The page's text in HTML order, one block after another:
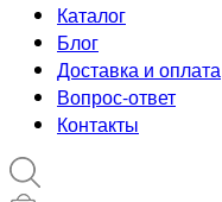
Каталог
Блог
Доставка и оплата
Вопрос-ответ
Контакты